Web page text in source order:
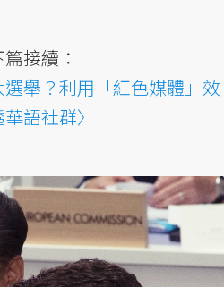
接續：
選舉？利用「紅色媒體」效
語社群〉